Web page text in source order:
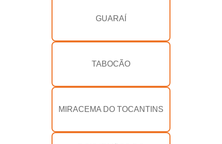
GUARAÍ
TABOCÃO
MIRACEMA DO TOCANTINS